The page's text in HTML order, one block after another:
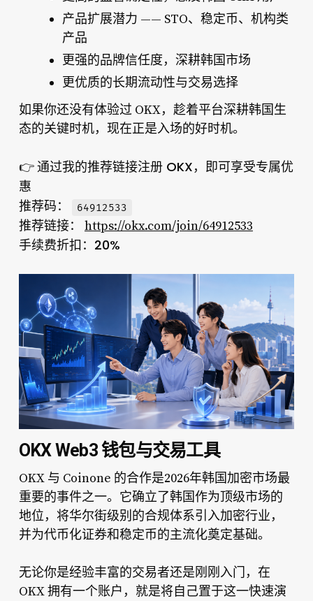
产品扩展潜力 —— STO、稳定币、机构类
产品
更强的品牌信任度，深耕韩国市场
更优质的长期流动性与交易选择
如果你还没有体验过 OKX，趁着平台深耕韩国生
态的关键时机，现在正是入场的好时机。
👉通过我的推荐链接注册 OKX，即可享受专属优
惠
推荐码：
64912533
推荐链接： https://okx.com/join/64912533
手续费折扣：20%
OKX Web3 钱包与交易工具
OKX 与 Coinone 的合作是2026年韩国加密市场最
重要的事件之一。它确立了韩国作为顶级市场的
地位，将华尔街级别的合规体系引入加密行业，
并为代币化证券和稳定币的主流化奠定基础。
无论你是经验丰富的交易者还是刚刚入门，在
OKX 拥有一个账户，就是将自己置于这一快速演